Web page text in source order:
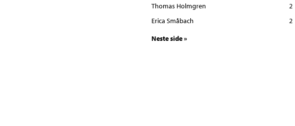
Thomas Holmgren
2
Erica Småbach
2
Neste side »